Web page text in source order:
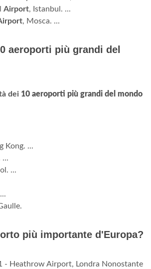
Airport, Istanbul. ...
, Mosca. ...
aeroporti più grandi del
dei 10 aeroporti più grandi del mondo
Kong. ...
...
...
più importante d'Europa?
- Heathrow Airport, Londra Nonostante